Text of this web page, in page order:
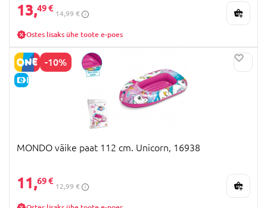
13,49 €
14,99 €
Ostes lisaks ühe toote e-poes
-10%
E-HIND
MONDO väike paat 112 cm. Unicorn, 16938
11,69 €
12,99 €